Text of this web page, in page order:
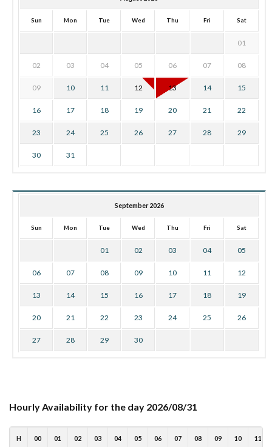
Sun Mon Tue Wed Thu Fri Sat
01
02 03 04 05 06 07 08
09 10 11 12 13 14 15
16 17 18 19 20 21 22
23 24 25 26 27 28 29
30 31
September 2026
Sun Mon Tue Wed Thu Fri Sat
01 02 03 04 05
06 07 08 09 10 11 12
13 14 15 16 17 18 19
20 21 22 23 24 25 26
27 28 29 30
Hourly Availability for the day 2026/08/31
H 00 01 02 03 04 05 06 07 08 09 10 11